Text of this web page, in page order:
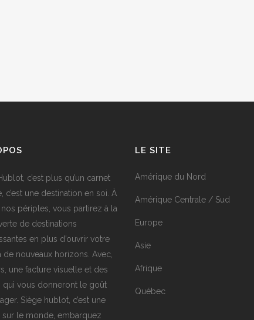
c’est plus qu’un carnet
c’est une destination en soi. À
périples, vous partirez à la
de destinations
en plus d’ouvrir votre
de nouveaux horizons. Avec,
une facture visuelle et des
qui vous donneront le goût
Siège hublot, c’est une
sur le monde, embarquez
LE SITE
Amérique du Nord
Amérique Centrale / Sud
Europe
Asie
Afrique
Québec